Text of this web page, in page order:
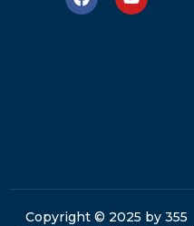
Copyright © 2025 by 355